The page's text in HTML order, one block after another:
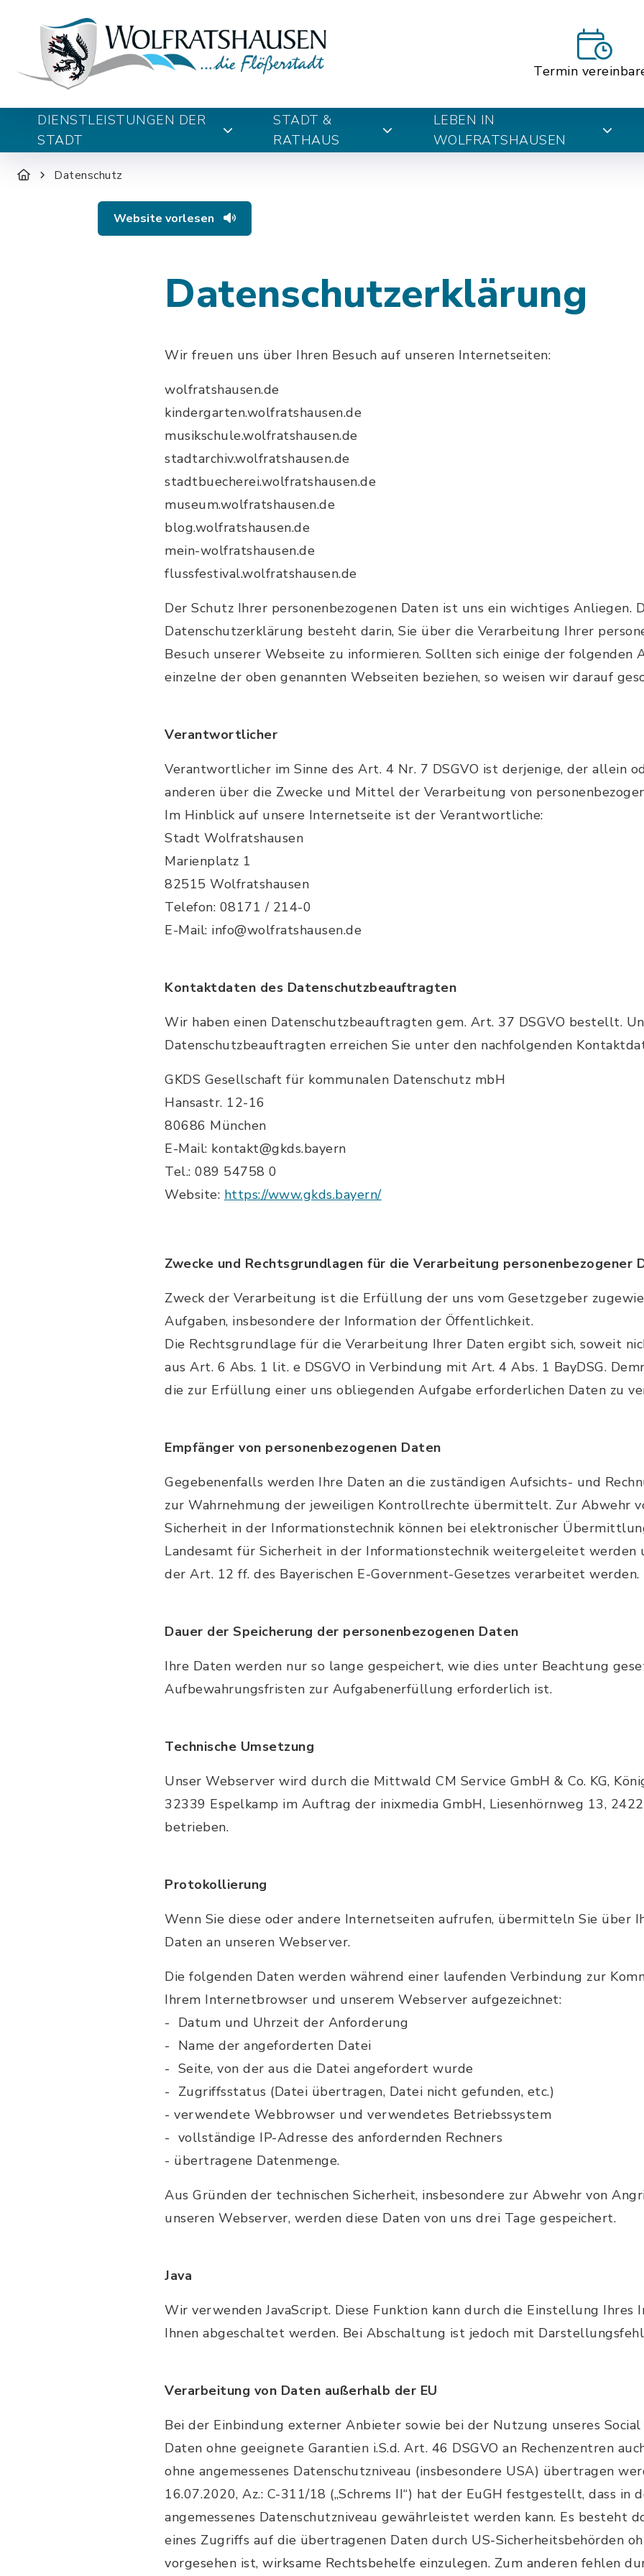
Termin
DIENSTLEISTUNGEN DER
STADT
STADT &
RATHAUS
LEBEN IN
WOLFRATSHAUSEN
Datenschutz
Website vorlesen
Datenschutzerklärung
Wir freuen uns über Ihren Besuch auf unseren Internetseiten:
wolfratshausen.de
kindergarten.wolfratshausen.de
musikschule.wolfratshausen.de
stadtarchiv.wolfratshausen.de
stadtbuecherei.wolfratshausen.de
museum.wolfratshausen.de
blog.wolfratshausen.de
mein-wolfratshausen.de
flussfestival.wolfratshausen.de
Der Schutz Ihrer personenbezogenen Daten ist uns ein wichtiges Anliegen.
Datenschutzerklärung besteht darin, Sie über die Verarbeitung Ihrer
Besuch unserer Webseite zu informieren. Sollten sich einige der folgenden
einzelne der oben genannten Webseiten beziehen, so weisen wir darauf
Verantwortlicher
Verantwortlicher im Sinne des Art. 4 Nr. 7 DSGVO ist derjenige, der allein
anderen über die Zwecke und Mittel der Verarbeitung von
Im Hinblick auf unsere Internetseite ist der Verantwortliche:
Stadt Wolfratshausen
Marienplatz 1
82515 Wolfratshausen
Telefon: 08171 / 214-0
E-Mail: info@wolfratshausen.de
Kontaktdaten des Datenschutzbeauftragten
Wir haben einen Datenschutzbeauftragten gem. Art. 37 DSGVO bestellt.
Datenschutzbeauftragten erreichen Sie unter den nachfolgenden
GKDS Gesellschaft für kommunalen Datenschutz mbH
Hansastr. 12-16
80686 München
E-Mail: kontakt@gkds.bayern
Tel.: 089 54758 0
Website: https://www.gkds.bayern/
Zwecke und Rechtsgrundlagen für die Verarbeitung personenbezogener
Zweck der Verarbeitung ist die Erfüllung der uns vom Gesetzgeber
Aufgaben, insbesondere der Information der Öffentlichkeit.
Die Rechtsgrundlage für die Verarbeitung Ihrer Daten ergibt sich, soweit
aus Art. 6 Abs. 1 lit. e DSGVO in Verbindung mit Art. 4 Abs. 1 BayDSG.
die zur Erfüllung einer uns obliegenden Aufgabe erforderlichen Daten zu
Empfänger von personenbezogenen Daten
Gegebenenfalls werden Ihre Daten an die zuständigen Aufsichts- und
zur Wahrnehmung der jeweiligen Kontrollrechte übermittelt. Zur Abwehr
Sicherheit in der Informationstechnik können bei elektronischer
Landesamt für Sicherheit in der Informationstechnik weitergeleitet werden
der Art. 12 ff. des Bayerischen E-Government-Gesetzes verarbeitet werden.
Dauer der Speicherung der personenbezogenen Daten
Ihre Daten werden nur so lange gespeichert, wie dies unter Beachtung
Aufbewahrungsfristen zur Aufgabenerfüllung erforderlich ist.
Technische Umsetzung
Unser Webserver wird durch die Mittwald CM Service GmbH & Co. KG,
32339 Espelkamp im Auftrag der inixmedia GmbH, Liesenhörnweg 13,
betrieben.
Protokollierung
Wenn Sie diese oder andere Internetseiten aufrufen, übermitteln Sie über
Daten an unseren Webserver.
Die folgenden Daten werden während einer laufenden Verbindung zur
Ihrem Internetbrowser und unserem Webserver aufgezeichnet:
- Datum und Uhrzeit der Anforderung
- Name der angeforderten Datei
- Seite, von der aus die Datei angefordert wurde
- Zugriffsstatus (Datei übertragen, Datei nicht gefunden, etc.)
- verwendete Webbrowser und verwendetes Betriebssystem
- vollständige IP-Adresse des anfordernden Rechners
- übertragene Datenmenge.
Aus Gründen der technischen Sicherheit, insbesondere zur Abwehr von
unseren Webserver, werden diese Daten von uns drei Tage gespeichert.
Java
Wir verwenden JavaScript. Diese Funktion kann durch die Einstellung Ihres
Ihnen abgeschaltet werden. Bei Abschaltung ist jedoch mit
Verarbeitung von Daten außerhalb der EU
Bei der Einbindung externer Anbieter sowie bei der Nutzung unseres
Daten ohne geeignete Garantien i.S.d. Art. 46 DSGVO an Rechenzentren
ohne angemessenes Datenschutzniveau (insbesondere USA) übertragen
16.07.2020, Az.: C-311/18 („Schrems II“) hat der EuGH festgestellt, dass in
angemessenes Datenschutzniveau gewährleistet werden kann. Es besteht
eines Zugriffs auf die übertragenen Daten durch US-Sicherheitsbehörden
vorgesehen ist, wirksame Rechtsbehelfe einzulegen. Zum anderen fehlen